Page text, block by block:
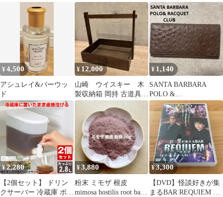
マカダミア 22g x 20本
ー 赤
デザイン 水色
¥4,500
アシュレイ&バーウッ
ド
¥ 12,000
山崎 ウイスキー 木
製収納箱 岡持 古道具
小物入れ 道具箱 レトロ
アンティーク
¥ 1,140
SANTA BARBARA
POLO &
RACQUETCLUB 長財
布 茶
¥2,280
【2個セット】 ドリン
クサーバー 冷蔵庫 ポッ
¥3,880
粉末 ミモザ 根皮
mimosa hostilis root bark
¥3,300
【DVD】怪談好きが集
まるBAR REQUIEM 第